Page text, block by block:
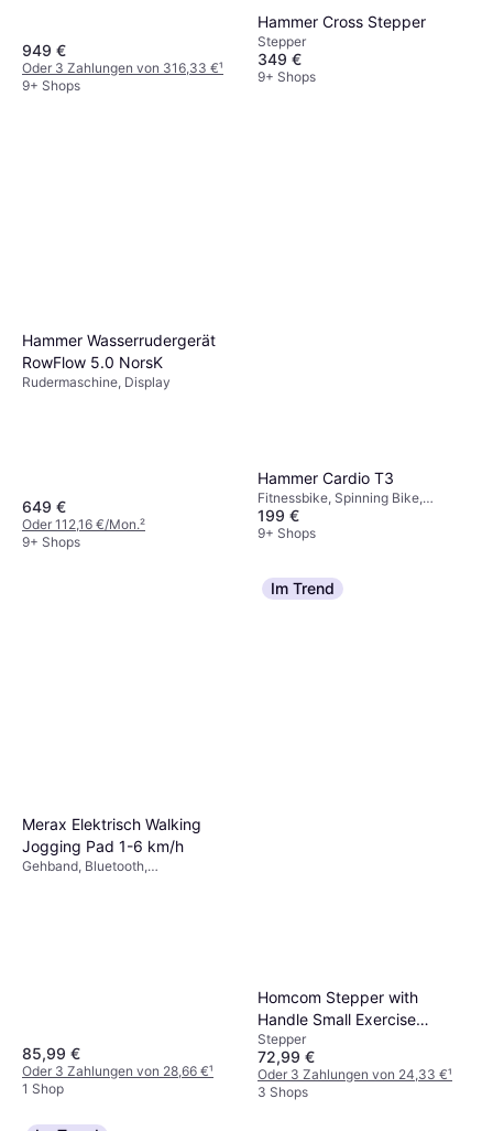
949 €
Oder 3 Zahlungen von 316,33 €¹
9+ Shops
Hammer Cross Stepper
Stepper
349 €
9+ Shops
Hammer Wasserrudergerät
RowFlow 5.0 NorsK
Rudermaschine, Display
649 €
Oder 112,16 €/Mon.²
9+ Shops
Hammer Cardio T3
Fitnessbike, Spinning Bike,
Display, Transportrollen
199 €
9+ Shops
Merax Elektrisch Walking
Jogging Pad 1-6 km/h
Gehband, Bluetooth,
85,99 €
Oder 3 Zahlungen von 28,66 €¹
1 Shop
Im Trend
Homcom Stepper with
Handle Small Exercise
Equipment
Stepper
72,99 €
Oder 3 Zahlungen von 24,33 €¹
3 Shops